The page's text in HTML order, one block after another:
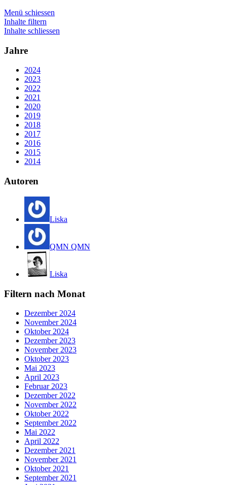
Menü schiessen
Inhalte filtern
Inhalte schliessen
Jahre
2024
2023
2022
2021
2020
2019
2018
2017
2016
2015
2014
Autoren
Liska
QMN QMN
Liska
Filtern nach Monat
Dezember 2024
November 2024
Oktober 2024
Dezember 2023
November 2023
Oktober 2023
Mai 2023
April 2023
Februar 2023
Dezember 2022
November 2022
Oktober 2022
September 2022
Mai 2022
April 2022
Dezember 2021
November 2021
Oktober 2021
September 2021